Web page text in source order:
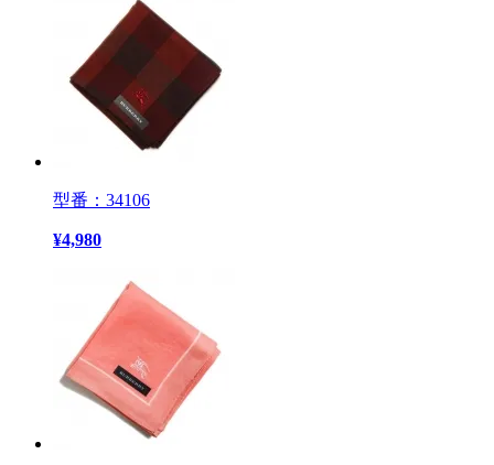
型番：34106
¥4,980